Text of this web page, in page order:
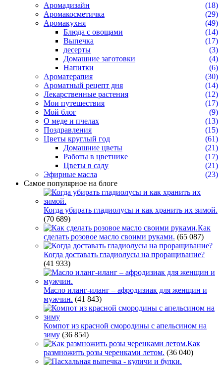
Аромадизайн
(18)
Аромакосметичка
(29)
Аромакухня
(49)
Блюда с овощами
(14)
Выпечка
(17)
десерты
(3)
Домашние заготовки
(4)
Напитки
(6)
Ароматерапия
(30)
Ароматный рецепт дня
(14)
Лекарственные растения
(12)
Мои путешествия
(17)
Мой блог
(9)
О меде и пчелах
(13)
Поздравления
(15)
Цветы круглый год
(61)
Домашние цветы
(21)
Работы в цветнике
(17)
Цветы в саду
(21)
Эфирные масла
(23)
Самое популярное на блоге
Когда убирать гладиолусы и как хранить их зимой.
(70 689)
Как
сделать розовое масло своими руками. (65 087)
Когда доставать гладиолусы на проращивание?
(41 933)
Масло иланг-иланг – афродизиак для женщин и
мужчин. (41 843)
Компот из красной смородины с апельсином на
зиму (36 854)
Как
размножить розы черенками летом. (36 040)